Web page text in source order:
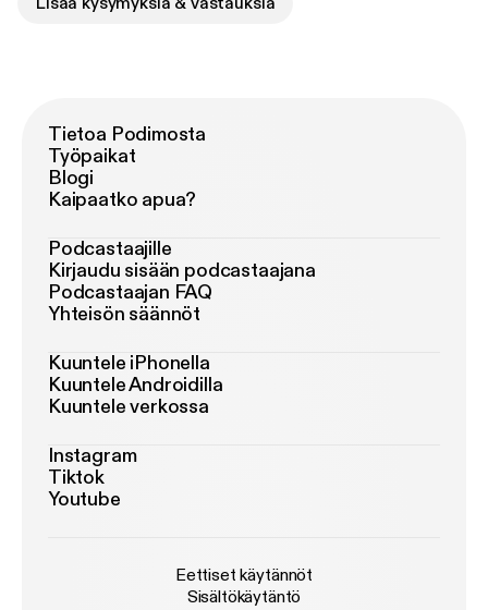
Tietoa Podimosta
Työpaikat
Blogi
Kaipaatko apua?
Podcastaajille
Kirjaudu sisään podcastaajana
Podcastaajan FAQ
Yhteisön säännöt
Kuuntele iPhonella
Kuuntele Androidilla
Kuuntele verkossa
Instagram
Tiktok
Youtube
Eettiset käytännöt
Sisältökäytäntö